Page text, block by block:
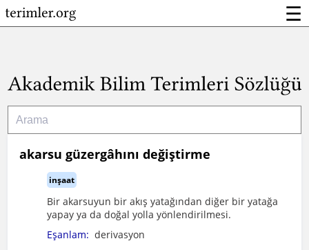
☰
akarsu güzergâhını değiştirme
inşaat
Bir akarsuyun bir akış yatağından diğer bir yatağa
yapay ya da doğal yolla yönlendirilmesi.
Eşanlam: derivasyon